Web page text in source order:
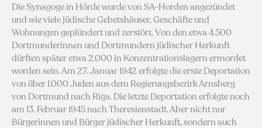
Die Synagoge in Hörde wurde von SA-Horden an­gezündet
und wie viele jüdische Gebetshäuser, Ge­schäfte und
Wohnungen geplündert und zerstört. Von den etwa 4.500
Dortmunderinnen und Dort­mundern jüdischer Herkunft
dürften später etwa 2.000 in Konzentrationslagern ermordet
worden sein. Am 27. Januar 1942 erfolgte die erste Deportation
von über 1.000 Juden aus dem Regierungsbezirk Arnsberg
von Dortmund nach Riga. Die letzte Deportation erfolgte noch
am 13. Februar 1945 nach Theresienstadt. Aber nicht nur
Bürge­rinnen und Bürger jüdischer Herkunft, sondern auch